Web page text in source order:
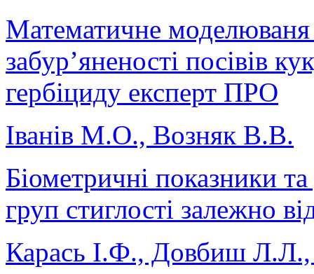
Математичне моделюваня
забур’яненості посівів
гербіциду експерт ПРО
Іванів М.О., Возняк В.В.
Біометричні показники
груп стиглості залежно
Карась І.Ф., Довбиш